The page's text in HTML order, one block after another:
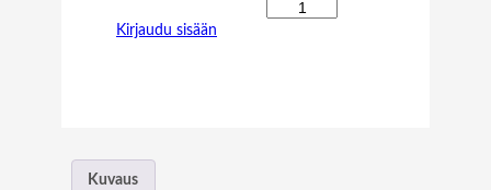
Kirjaudu sisään
Kuvaus